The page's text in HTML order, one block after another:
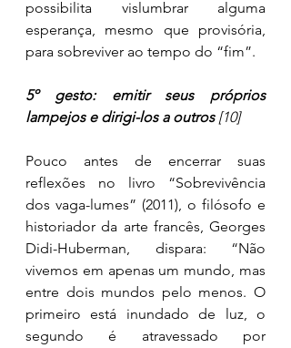
possibilita vislumbrar alguma
esperança, mesmo que provisória,
para sobreviver ao tempo do “fim”.
5º gesto: emitir seus próprios
lampejos e dirigi-los a outros [10]
Pouco antes de encerrar suas
reflexões no livro “Sobrevivência
dos vaga-lumes” (2011), o filósofo e
historiador da arte francês, Georges
Didi-Huberman, dispara: “Não
vivemos em apenas um mundo, mas
entre dois mundos pelo menos. O
primeiro está inundado de luz, o
segundo é atravessado por